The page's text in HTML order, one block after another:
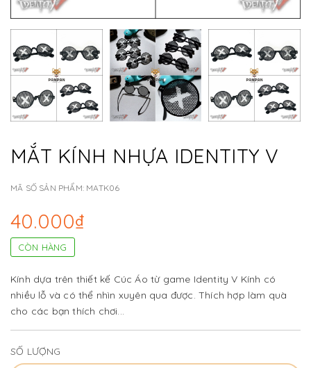
MẮT KÍNH NHỰA IDENTITY V
MÃ SỐ SẢN PHẨM: MATK06
40.000₫
CÒN HÀNG
Kính dựa trên thiết kế Cúc Áo từ game Identity V Kính có
nhiều lỗ và có thể nhìn xuyên qua được. Thích hợp làm quà
cho các bạn thích chơi...
SỐ LƯỢNG